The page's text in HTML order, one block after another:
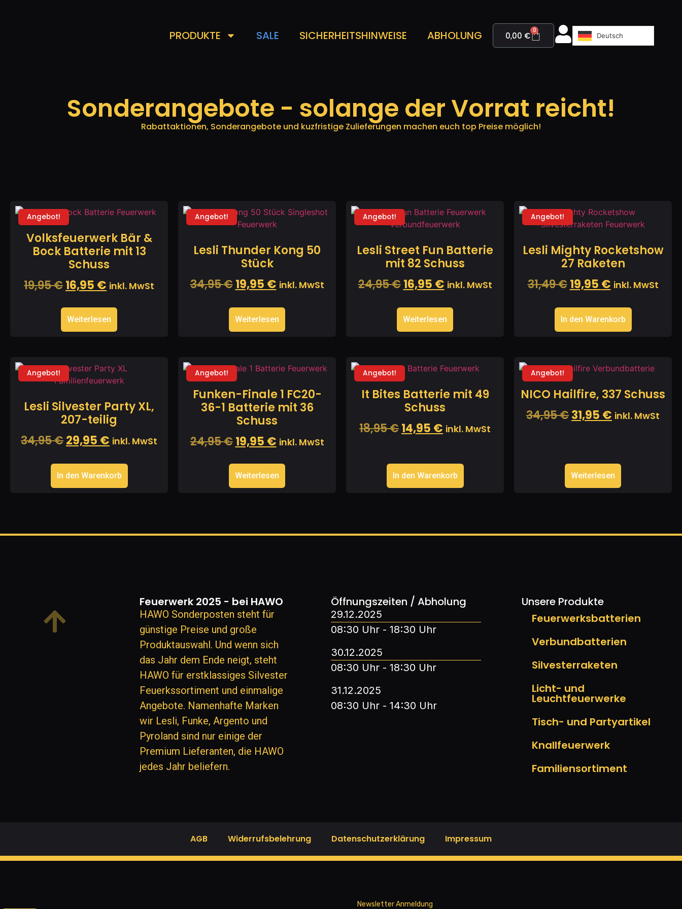
PRODUKTE SALE SICHERHEITSHINWEISE ABHOLUNG 0,00 € 0
Deutsch
Sonderangebote - solange der Vorrat reicht!
Rabattaktionen, Sonderangebote und kuzfristige Zulieferungen machen euch top Preise möglich!
Angebot!
Volksfeuerwerk Bär &
Bock Batterie mit 13
Schuss
19,95€16,95 € inkl. MwSt
Weiterlesen
Angebot!
Lesli Thunder Kong 50
Stück
34,95€ 19,95 € inkl. MwSt
Weiterlesen
Angebot!
Lesli Street Fun Batterie
mit 82 Schuss
24,95€ 16,95 € inkl. MwSt
Weiterlesen
Angebot!
Lesli Mighty Rocketshow
27 Raketen
31,49€ 19,95 € inkl. MwSt
In den Warenkorb
Angebot!
Lesli Silvester Party XL,
207-teilig
34,95€29,95 € inkl. MwSt
In den Warenkorb
Angebot!
Funken-Finale 1 FC20-
36-1 Batterie mit 36
Schuss
24,95€ 19,95 € inkl. MwSt
Weiterlesen
Angebot!
It Bites Batterie mit 49
Schuss
18,95€14,95 € inkl. MwSt
In den Warenkorb
Angebot!
NICO Hailfire, 337 Schuss
34,95€31,95 € inkl. MwSt
Weiterlesen
Feuerwerk 2025 - bei HAWO
HAWO Sonderposten steht für
günstige Preise und große
Produktauswahl. Und wenn sich
das Jahr dem Ende neigt, steht
HAWO für erstklassiges Silvester
Feuerkssortiment und einmalige
Angebote. Namenhafte Marken
wir Lesli, Funke, Argento und
Pyroland sind nur einige der
Premium Lieferanten, die HAWO
jedes Jahr beliefern.
Öffnungszeiten / Abholung
29.12.2025
08:30 Uhr - 18:30 Uhr
30.12.2025
08:30 Uhr - 18:30 Uhr
31.12.2025
08:30 Uhr - 14:30 Uhr
Unsere Produkte
Feuerwerksbatterien
Verbundbatterien
Silvesterraketen
Licht- und
Leuchtfeuerwerke
Tisch- und Partyartikel
Knallfeuerwerk
Familiensortiment
AGB Widerrufsbelehrung Datenschutzerklärung Impressum
Newsletter Anmeldung